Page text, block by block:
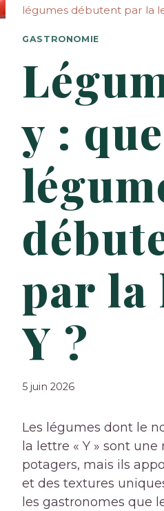
légumes débutent par la
GASTRONOMIE
y :
par la
Y ?
5 juin 2026
Les légumes dont le
la lettre « Y » sont
potagers, mais ils
et des textures
les gastronomes que